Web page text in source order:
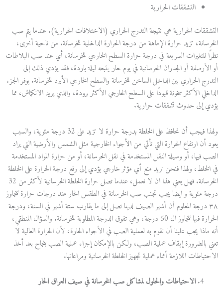
التشققات الحرارية
التشققات الحرارية هي نتيجة التدرج الحراري (الاختلافات الحرارية). عندما يتم صب
الخرسانة، تزيد حرارة الإماهة من درجة الحرارة الداخلية للخرسانة. من ناحية أخرى،
نظرًا للتغيرات السريعة في درجة حرارة السطح الخارجي للخرسانة، أي عند صب البلاطات
أو الأرصفة أو الجدران الخرسانية في يوم حار يتبعه ليلة باردة، فقد يؤدي ذلك إلى
التدرج الحراري بين الداخل الساخن للخرسانة والسطح الخارجي الأبرد للخرسانة. يوفر الجزء
الداخلي الأكثر سخونة قيودًا على السطح الخارجي الأكثر برودة، والذي يريد الانكماش، مما
يؤدي إلى حدوث تشققات حرارية.
ولهذا فيجب أن نحافظ على الخلطة بدرجة حرارة لا تزيد على 32 درجة مئوية، والسبب
يعود أن ارتفاع الحرارة التي تأتي من الأجواء الخارجية مثل الشمس والأرضية التي يراد
الصب فيها، أو وسيلة النقل المستخدمة في نقل الخرسانة، أو من حرارة المواد المستخدمة
في الخلط، ولهذا فنحن نريد منع أي مؤثر خارجي يؤدي إلى رفع درجة الحرارة على الخلطة
الخرسانة. فهل يعني هذا ان لا نعمل، عندما تصل حرارة الخلطة الخرسانية لأكثر من 32
درجة مئوية و ايضا يجب تجنب صب الخرسانة في الطقس الحار عند درجات حرارة تتجاوز
٣٨ درجة المعلوم أن أشهر الصيف لدينا تصل إلى ما يقارب ستة أشهر في السنة، ودرجة
الحرارة فيها تتجاوز ال 50 درجة، وهي تفوق الدرجة المطلوبة للخرسانة. والسؤال المنطقي،
أنه ماذا يجب علينا أن نقوم به لعملية الصب في الأجواء الحارة، لأن الحرارة العالية لا
تعني بالضرورة إيقاف عملية الصب، ولكن بالإمكان إجراء عملية الصب بنجاح بعد أخذ
الاحتياطات اللازمة أثناء عملية تجهيز الخلطة الخرسانية ومراعاتها.
الاحتياطات والحلول لمشاكل صب الخرسانة في صيف العراق الحار